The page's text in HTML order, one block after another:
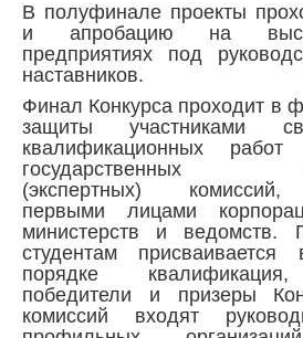
В полуфинале проекты
и апробацию на
предприятиях под
наставников.
Финал Конкурса проходит в
защиты участниками
квалификационных
государственных
(экспертных) комиссий,
первыми лицами
министерств и ведомств.
студентам присваивается
порядке
победители и призеры
комиссий входят